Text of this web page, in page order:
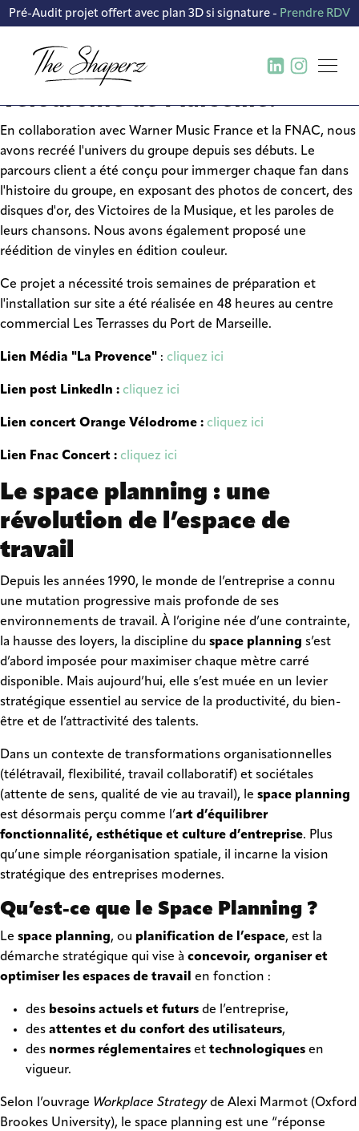
Pré-Audit projet offert avec plan 3D si signature - Prendre RDV
CRÉATION DE CONCEPT
CONCEPTION FABRICATION ET
DÉPLOIEMENT DE MOBILIER
CONTRACTANT GÉNÉRAL
TRAVAUX TOUS CORPS D’ÉTAT
Création d'un pop-up store
pour le concert événement du
groupe IAM au stade
Vélodrome de Marseille.
En collaboration avec Warner Music France et la FNAC, nous
avons recréé l'univers du groupe depuis ses débuts. Le
parcours client a été conçu pour immerger chaque fan dans
l'histoire du groupe, en exposant des photos de concert, des
disques d'or, des Victoires de la Musique, et les paroles de
leurs chansons. Nous avons également proposé une
réédition de vinyles en édition couleur.
Ce projet a nécessité trois semaines de préparation et
l'installation sur site a été réalisée en 48 heures au centre
commercial Les Terrasses du Port de Marseille.
Lien Média "La Provence" : cliquez ici
Lien post LinkedIn : cliquez ici
Lien concert Orange Vélodrome : cliquez ici
Lien Fnac Concert : cliquez ici
Le space planning : une
révolution de l’espace de
travail
Depuis les années 1990, le monde de l’entreprise a connu
une mutation progressive mais profonde de ses
environnements de travail. À l’origine née d’une contrainte,
la hausse des loyers, la discipline du space planning s’est
d’abord imposée pour maximiser chaque mètre carré
disponible. Mais aujourd’hui, elle s’est muée en un levier
stratégique essentiel au service de la productivité, du bien-
être et de l’attractivité des talents.
Dans un contexte de transformations organisationnelles
(télétravail, flexibilité, travail collaboratif) et sociétales
(attente de sens, qualité de vie au travail), le space planning
est désormais perçu comme l’art d’équilibrer
fonctionnalité, esthétique et culture d’entreprise. Plus
qu’une simple réorganisation spatiale, il incarne la vision
stratégique des entreprises modernes.
Qu’est-ce que le Space Planning ?
Le space planning, ou planification de l’espace, est la
démarche stratégique qui vise à concevoir, organiser et
optimiser les espaces de travail
en fonction :
des besoins actuels et futurs de l’entreprise,
des attentes et du confort des utilisateurs,
des normes réglementaires et technologiques en
vigueur.
Selon l’ouvrage Workplace Strategyde Alexi Marmot (Oxford
Brookes University), le space planning est une “réponse